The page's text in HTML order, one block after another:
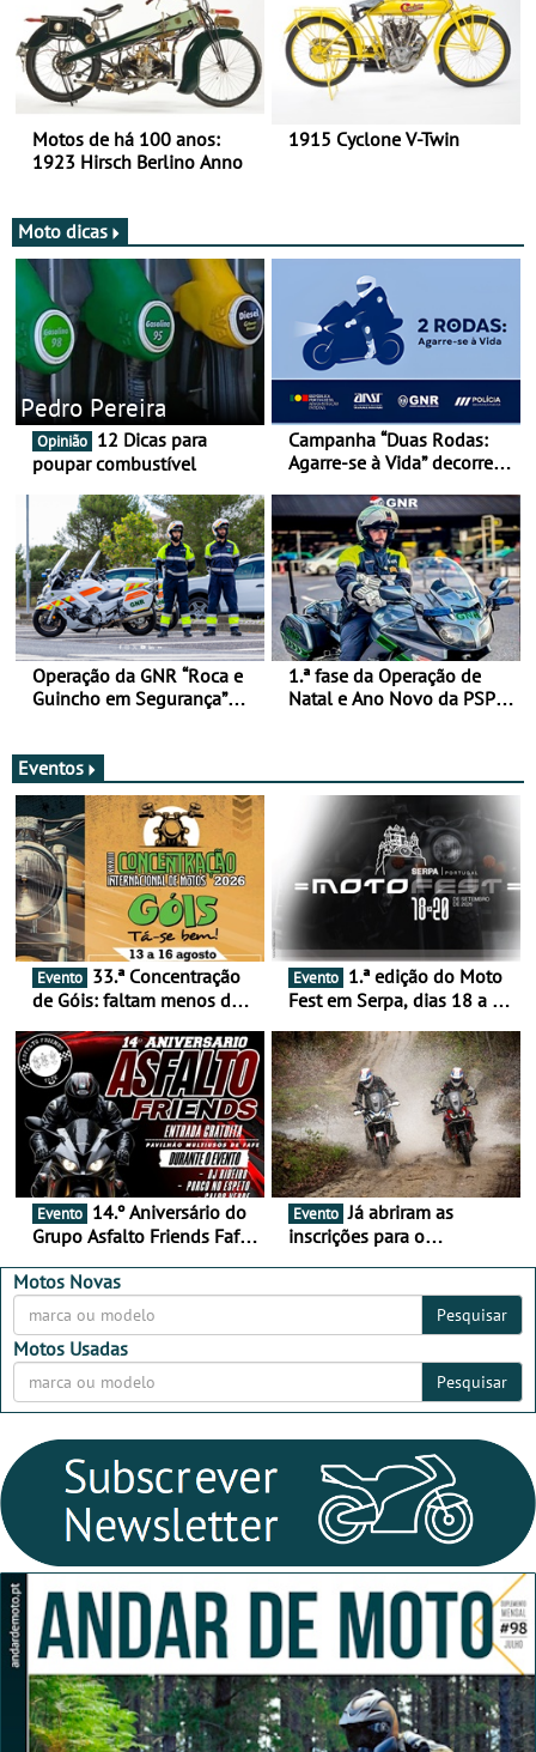
Motos de há 100 anos:
1923 Hirsch Berlino Anno
1915 Cyclone V-Twin
Moto dicas
Pedro Pereira
Opinião
poupar combustível
Campanha “Duas Rodas:
Agarre-se à Vida” decorre
Operação da GNR “Roca e
Guincho em Segurança”
1.ª fase da Operação de
Natal e Ano Novo da PSP e
Eventos
Evento
de Góis: faltam menos de
16 de agosto
Evento
Fest em Serpa, dias 18 a 20
duas rodas invade o Baixo
Alentejo
Evento
Grupo Asfalto Friends Fafe,
2026
Evento Já abriram as
inscrições para o
Motos Novas
Pesquisar
Motos Usadas
Pesquisar